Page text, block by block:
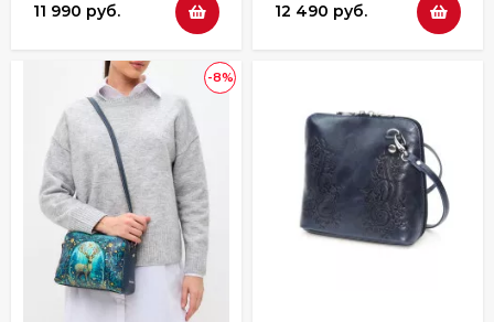
11 990 руб. 12 490 руб.
-8%